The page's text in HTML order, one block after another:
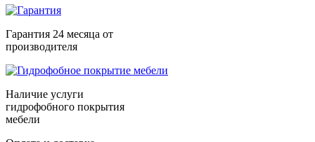
Гарантия 24 месяца от
производителя
Наличие услуги
гидрофобного покрытия
мебели